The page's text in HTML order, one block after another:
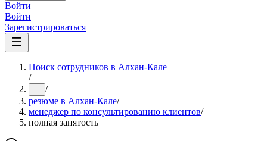
Войти
Войти
Зарегистрироваться
Поиск сотрудников в Алхан-Кале
/
... /
резюме в Алхан-Кале/
менеджер по консультированию клиентов/
полная занятость